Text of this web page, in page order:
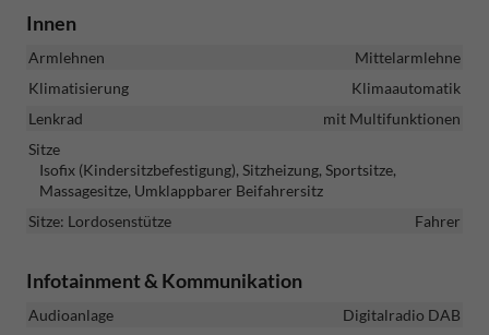
Innen
Armlehnen
Mittelarmlehne
Klimatisierung
Klimaautomatik
Lenkrad
mit Multifunktionen
Sitze
Isofix (Kindersitzbefestigung), Sitzheizung, Sportsitze,
Massagesitze, Umklappbarer Beifahrersitz
Sitze: Lordosenstütze
Fahrer
Infotainment & Kommunikation
Audioanlage
Digitalradio DAB